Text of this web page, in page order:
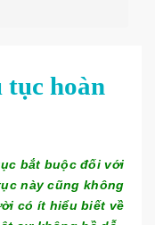
hoàn
bắt buộc đối với
này cũng không
có ít hiểu biết về